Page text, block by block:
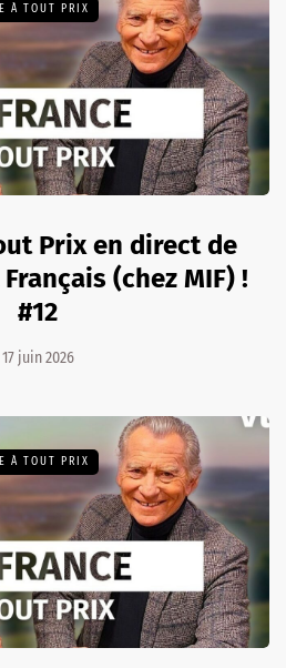
À TOUT PRIX
Prix en direct de
(chez MIF) !
#12
17 juin 2026
À TOUT PRIX